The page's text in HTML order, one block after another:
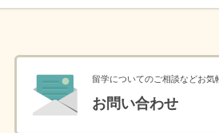
留学についてのご相談などお気
お問い合わせ